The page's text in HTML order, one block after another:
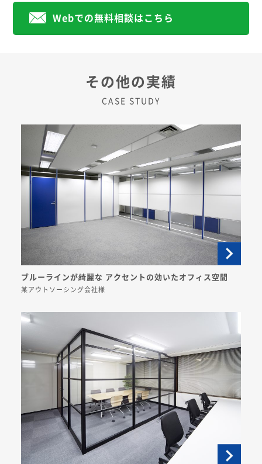
Webでの無料相談はこちら
その他の実績
CASE STUDY
ブルーラインが綺麗な アクセントの効いたオフィス空間
某アウトソーシング会社様